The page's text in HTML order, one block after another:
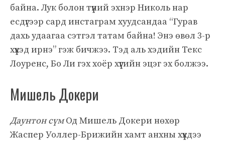
байна. Лук болон түүний эхнэр Николь нар
есдүгээр сард инстаграм хуудсандаа “Гурав
дахь удаагаа сэтгэл татам байна! Энэ өвөл 3-р
хүүхэд ирнэ” гэж бичжээ. Тэд аль хэдийн Текс
Лоуренс, Бо Ли гэх хоёр хүүгийн эцэг эх болжээ.
Мишель Докери
Даунтон сүмОд Мишель Докери нөхөр
Жаспер Уоллер-Брижийн хамт анхны хүүхдээ